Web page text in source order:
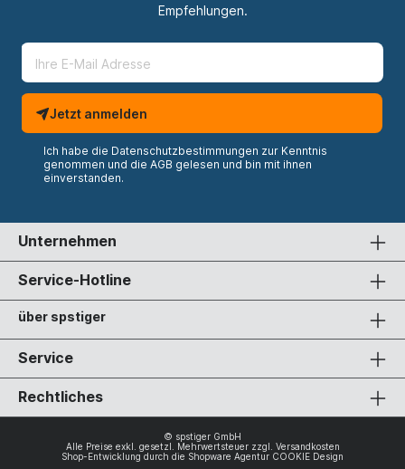
Empfehlungen.
Jetzt anmelden
Ich habe die Datenschutzbestimmungen zur Kenntnis
genommen und die AGB gelesen und bin mit ihnen
einverstanden.
Unternehmen
Service-Hotline
über spstiger
Service
Rechtliches
© spstiger GmbH
Alle Preise exkl. gesetzl. Mehrwertsteuer zzgl. Versandkosten
Shop-Entwicklung durch die Shopware Agentur COOKIE Design